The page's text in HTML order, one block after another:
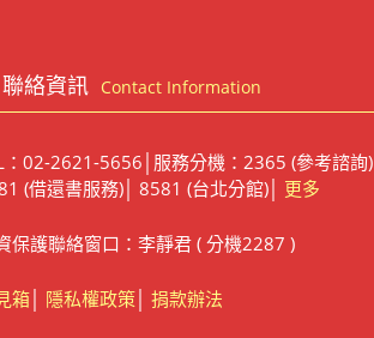
聯絡資訊 Contact Information
：02-2621-5656│服務分機：2365 (參考諮詢)│
(借還書服務)│ 8581 (台北分館)│ 更多
保護聯絡窗口：李靜君 ( 分機2287 )
箱│ 隱私權政策│ 捐款辦法